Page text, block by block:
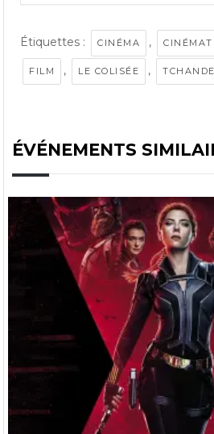
Étiquettes : CINÉMA ,
FILM , LE COLISÉE ,
ÉVÉNEMENTS